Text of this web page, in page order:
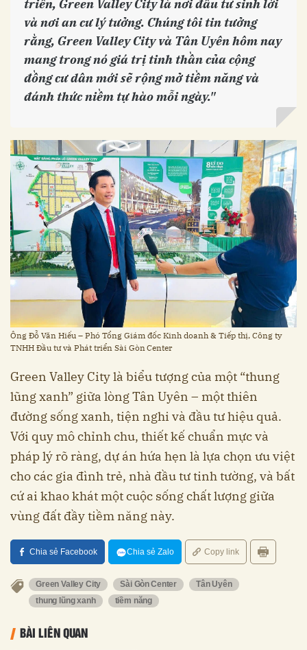
triển, Green Valley City là nơi đầu tư sinh lời
và nơi an cư lý tưởng. Chúng tôi tin tưởng
rằng, Green Valley City và Tân Uyên hôm nay
mang trong nó giá trị tinh thần của cộng
đồng cư dân mới sẽ rộng mở tiềm năng và
đánh thức niềm tự hào mỗi ngày."
Ông Đỗ Văn Hiếu – Phó Tổng Giám đốc Kinh doanh & Tiếp thị, Công ty
TNHH Đầu tư và Phát triển Sài Gòn Center
Green Valley City là biểu tượng của một “thung
lũng xanh” giữa lòng Tân Uyên – một thiên
đường sống xanh, tiện nghi và đầu tư hiệu quả.
Với quy mô chỉnh chu, thiết kế chuẩn mực và
pháp lý rõ ràng, dự án hứa hẹn là lựa chọn ưu việt
cho các gia đình trẻ, nhà đầu tư tinh tường, và bất
cứ ai khao khát một cuộc sống chất lượng giữa
vùng đất đầy tiềm năng này.
Chia sẻ Facebook Chia sẻ Zalo Copy link
Green Valley City Sài Gòn Center
Tân Uyên
thung lũng xanh
tiềm năng
BÀI LIÊN QUAN